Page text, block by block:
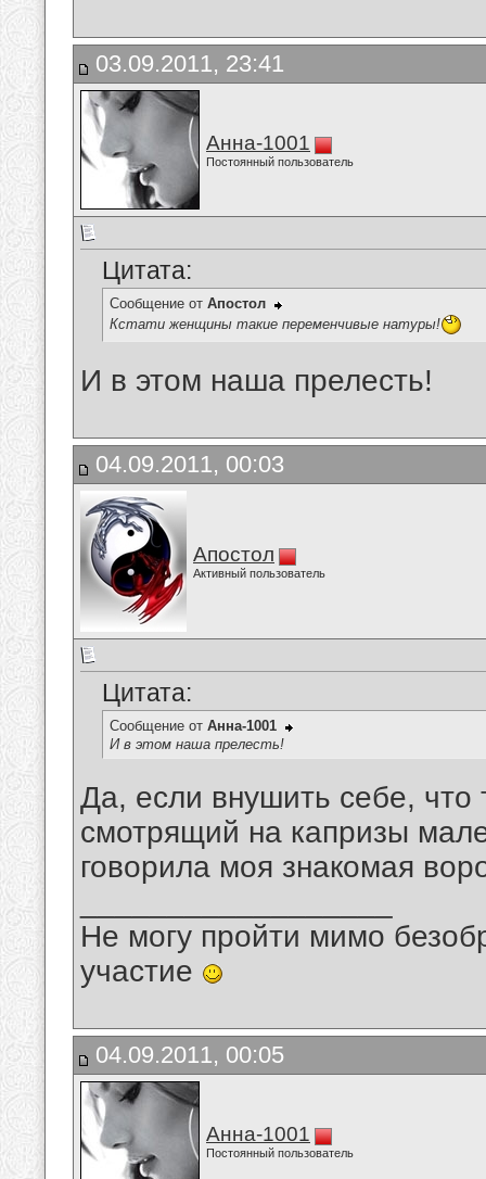
03.09.2011, 23:41
Анна-1001
Постоянный пользователь
Цитата:
Сообщение от Апостол
Кстати женщины такие переменчивые натуры!
И в этом наша прелесть!
04.09.2011, 00:03
Апостол
Активный пользователь
Цитата:
Сообщение от Анна-1001
И в этом наша прелесть!
Да, если внушить себе,
смотрящий на капризы
говорила моя знакомая
Не могу пройти мимо
участие
04.09.2011, 00:05
Анна-1001
Постоянный пользователь